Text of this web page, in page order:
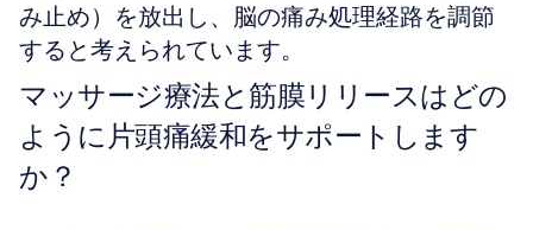
み止め）を放出し、脳の痛み処理経路を調節
すると考えられています。
マッサージ療法と筋膜リリースはどの
ように片頭痛緩和をサポートします
か？